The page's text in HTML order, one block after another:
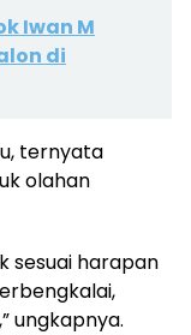
Iwan M
di
ternyata
olahan
sesuai harapan
ungkapnya.